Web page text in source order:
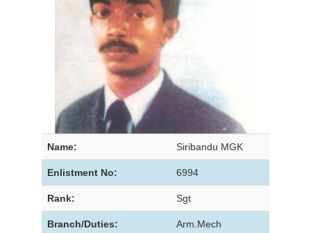
Name: Siribandu MGK
Enlistment No: 6994
Rank: Sgt
Branch/Duties: Arm.Mech